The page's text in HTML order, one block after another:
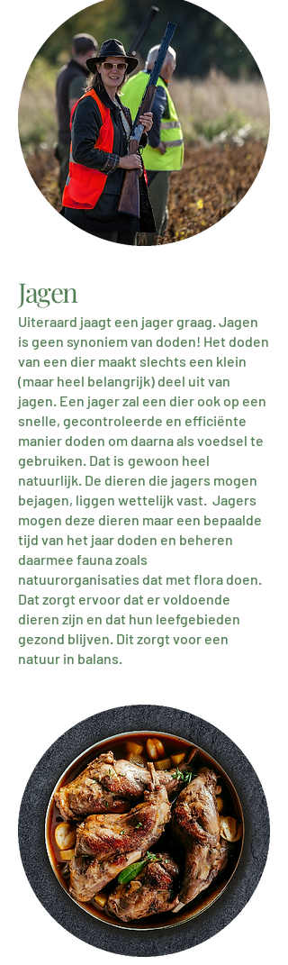
Jagen
Uiteraard jaagt een jager graag. Jagen
is geen synoniem van doden! Het doden
van een dier maakt slechts een klein
(maar heel belangrijk) deel uit van
jagen. Een jager zal een dier ook op een
snelle, gecontroleerde en efficiënte
manier doden om daarna als voedsel te
gebruiken. Dat is gewoon heel
natuurlijk. De dieren die jagers mogen
bejagen, liggen wettelijk vast. Jagers
mogen deze dieren maar een bepaalde
tijd van het jaar doden en beheren
daarmee fauna zoals
natuurorganisaties dat met flora doen.
Dat zorgt ervoor dat er voldoende
dieren zijn en dat hun leefgebieden
gezond blijven. Dit zorgt voor een
natuur in balans.